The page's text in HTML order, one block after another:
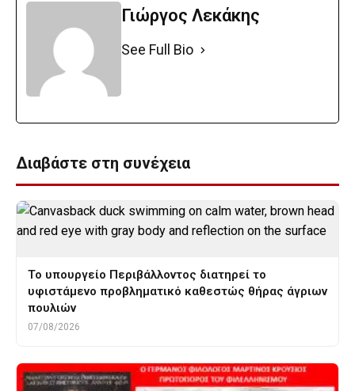
Γιώργος Λεκάκης
See Full Bio
Διαβάστε στη συνέχεια
Το υπουργείο Περιβάλλοντος διατηρεί το
υφιστάμενο προβληματικό καθεστώς θήρας άγριων
πουλιών
07/08/2026